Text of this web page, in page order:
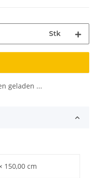
Stk
geladen ...
150,00 cm